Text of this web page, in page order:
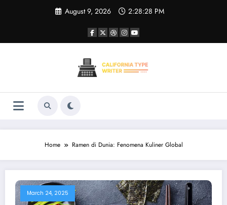
August 9, 2026 2:28:28 PM
Home Ramen di Dunia: Fenomena Kuliner Global
March 24, 2025